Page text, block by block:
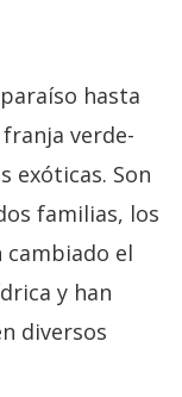
hasta
verde-
exóticas. Son
familias, los
cambiado el
y han
diversos